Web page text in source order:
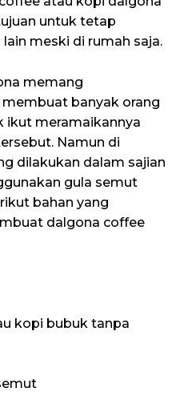
untuk tetap
meski di rumah saja.
memang
banyak orang
ikut meramaikannya
Namun di
dilakukan dalam sajian
gula semut
bahan yang
dalgona coffee
kopi bubuk tanpa